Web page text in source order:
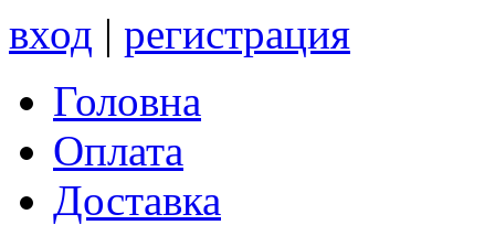
вход | регистрация
Головна
Оплата
Доставка